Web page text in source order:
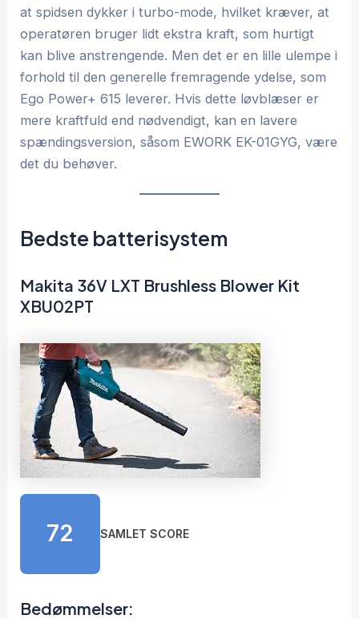
at spidsen dykker i turbo-mode, hvilket kræver, at
operatøren bruger lidt ekstra kraft, som hurtigt
kan blive anstrengende. Men det er en lille ulempe i
forhold til den generelle fremragende ydelse, som
Ego Power+ 615 leverer. Hvis dette løvblæser er
mere kraftfuld end nødvendigt, kan en lavere
spændingsversion, såsom EWORK EK-01GYG, være
det du behøver.
Bedste batterisystem
Makita 36V LXT Brushless Blower Kit
XBU02PT
72 SAMLET SCORE
Bedømmelser: